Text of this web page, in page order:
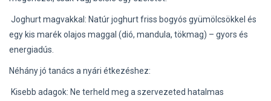
Joghurt magvakkal: Natúr joghurt friss bogyós gyümölcsökkel és
egy kis marék olajos maggal (dió, mandula, tökmag) – gyors és
energiadús.
Néhány jó tanács a nyári étkezéshez:
Kisebb adagok: Ne terheld meg a szervezeted hatalmas